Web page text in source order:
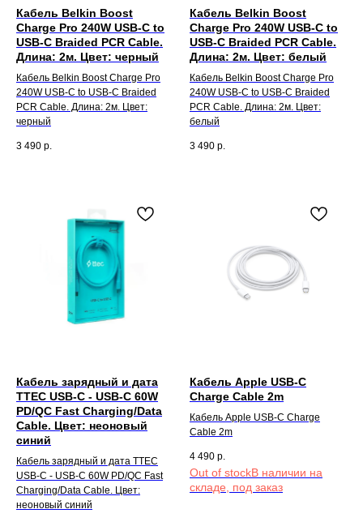
Кабель Belkin Boost
Charge Pro 240W USB-C to
USB-C Braided PCR Cable.
Длина: 2м. Цвет: черный
Кабель Belkin Boost Charge Pro
240W USB-C to USB-C Braided
PCR Cable. Длина: 2м. Цвет:
черный
3 490 р.
Кабель Belkin Boost
Charge Pro 240W USB-C to
USB-C Braided PCR Cable.
Длина: 2м. Цвет: белый
Кабель Belkin Boost Charge Pro
240W USB-C to USB-C Braided
PCR Cable. Длина: 2м. Цвет:
белый
3 490 р.
Кабель зарядный и дата
TTEC USB-C - USB-C 60W
PD/QC Fast Charging/Data
Cable. Цвет: неоновый
синий
Кабель зарядный и дата TTEC
USB-C - USB-C 60W PD/QC Fast
Charging/Data Cable. Цвет:
неоновый синий
Кабель Apple USB-C
Charge Cable 2m
Кабель Apple USB-C Charge
Cable 2m
4 490 р.
Out of stock